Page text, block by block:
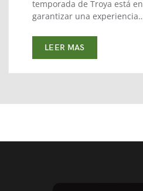
temporada de Troya está
garantizar una
LEER MAS